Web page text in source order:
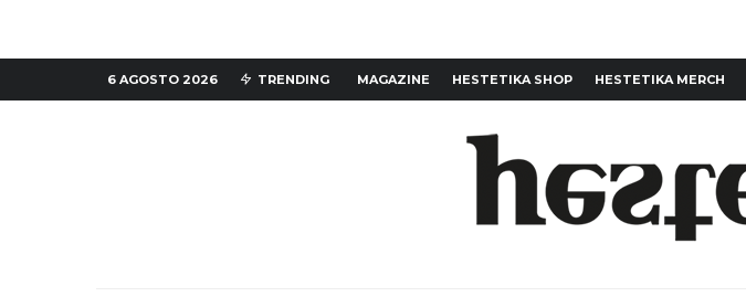
6 AGOSTO 2026 TRENDING MAGAZINE HESTETIKA SHOP HESTETIKA MERCH